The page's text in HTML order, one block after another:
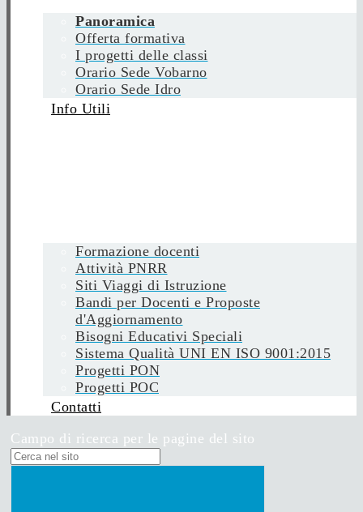
Panoramica
Offerta formativa
I progetti delle classi
Orario Sede Vobarno
Orario Sede Idro
Info Utili
Formazione docenti
Attività PNRR
Siti Viaggi di Istruzione
Bandi per Docenti e Proposte
d'Aggiornamento
Bisogni Educativi Speciali
Sistema Qualità UNI EN ISO 9001:2015
Progetti PON
Progetti POC
Contatti
Campo di ricerca per le pagine del sito